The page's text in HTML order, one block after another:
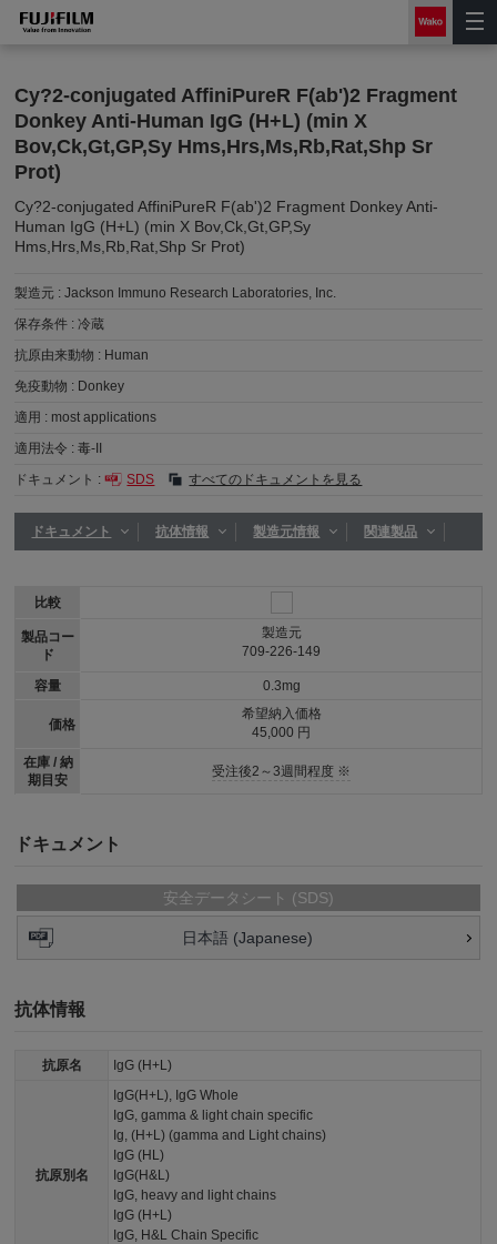
Cy?2-conjugated AffiniPureR F(ab')2 Fragment
Donkey Anti-Human IgG (H+L) (min X
Bov,Ck,Gt,GP,Sy Hms,Hrs,Ms,Rb,Rat,Shp Sr
Prot)
Cy?2-conjugated AffiniPureR F(ab')2 Fragment Donkey Anti-
Human IgG (H+L) (min X Bov,Ck,Gt,GP,Sy
Hms,Hrs,Ms,Rb,Rat,Shp Sr Prot)
製造元 :Jackson Immuno Research Laboratories, Inc.
保存条件 :冷蔵
抗原由来動物 : Human
免疫動物 : Donkey
適用 : most applications
適用法令 :毒-II
ドキュメント :
SDS すべてのドキュメントを見る
ドキュメント 抗体情報 製造元情報 関連製品
比較
製品コー
ド
容量
価格
在庫 / 納
期目安
製造元
709-226-149
0.3mg
希望納入価格
45,000 円
受注後2～3週間程度 ※
ドキュメント
安全データシート (SDS)
日本語 (Japanese)
抗体情報
抗原名 IgG (H+L)
抗原別名
IgG(H+L), IgG Whole
IgG, gamma & light chain specific
Ig, (H+L) (gamma and Light chains)
IgG (HL)
IgG(H&L)
IgG, heavy and light chains
IgG (H+L)
IgG, H&L Chain Specific